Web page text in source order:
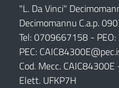
"L. Da Vinci"
Decimomannu C.a.p.
Tel: 0709667158 - PEO:
PEC:
Cod. Mecc.
Elett. UFKP7H